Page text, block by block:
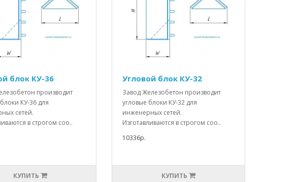
блок КУ-36
производит
КУ-36 для
сетей.
в строгом соо..
КУПИТЬ
Угловой блок КУ-32
Завод Железобетон производит
угловые блоки КУ-32 для
инженерных сетей.
Изготавливаются в строгом соо..
10336р.
КУПИТЬ